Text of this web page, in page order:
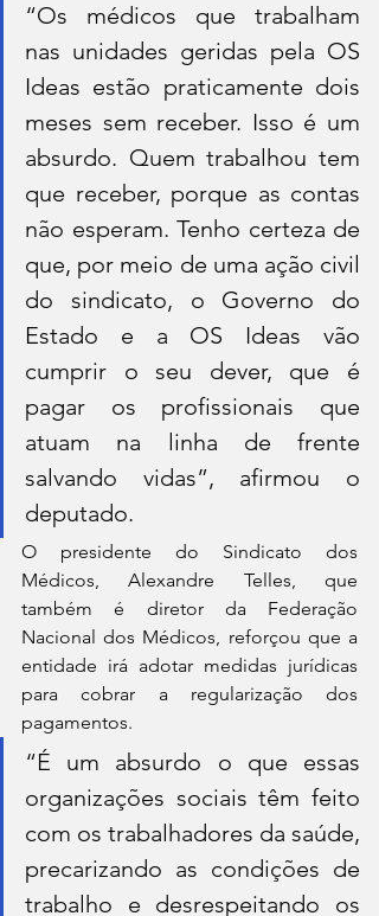
“Os médicos que trabalham
nas unidades geridas pela OS
Ideas estão praticamente dois
meses sem receber. Isso é um
absurdo. Quem trabalhou tem
que receber, porque as contas
não esperam. Tenho certeza de
que, por meio de uma ação civil
do sindicato, o Governo do
Estado e a OS Ideas vão
cumprir o seu dever, que é
pagar os profissionais que
atuam na linha de frente
salvando vidas”, afirmou o
deputado.
O presidente do Sindicato dos
Médicos, Alexandre Telles, que
também é diretor da Federação
Nacional dos Médicos, reforçou que a
entidade irá adotar medidas jurídicas
para cobrar a regularização dos
pagamentos.
“É um absurdo o que essas
organizações sociais têm feito
com os trabalhadores da saúde,
precarizando as condições de
trabalho e desrespeitando os